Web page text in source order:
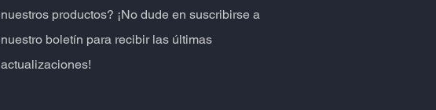
nuestros productos? ¡No dude en suscribirse a
nuestro boletín para recibir las últimas
actualizaciones!